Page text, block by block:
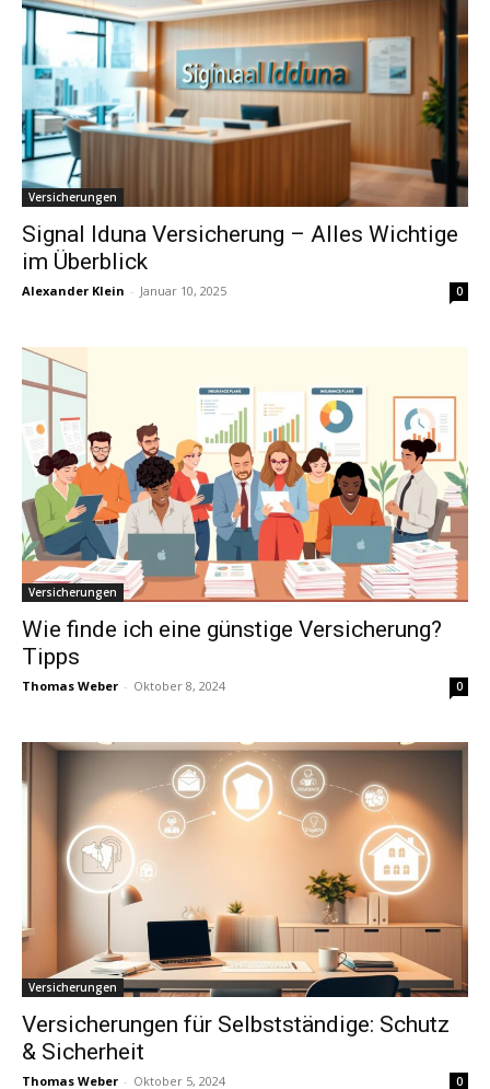
Versicherungen
Signal Iduna Versicherung – Alles Wichtige
im Überblick
Alexander Klein - Januar 10, 2025 0
Versicherungen
Wie finde ich eine günstige Versicherung?
Tipps
Thomas Weber - Oktober 8, 2024 0
Versicherungen
Versicherungen für Selbstständige: Schutz
& Sicherheit
Thomas Weber - Oktober 5, 2024 0